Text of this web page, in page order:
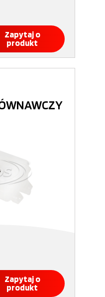
Zapytaj o
produkt
Zapytaj o
produkt